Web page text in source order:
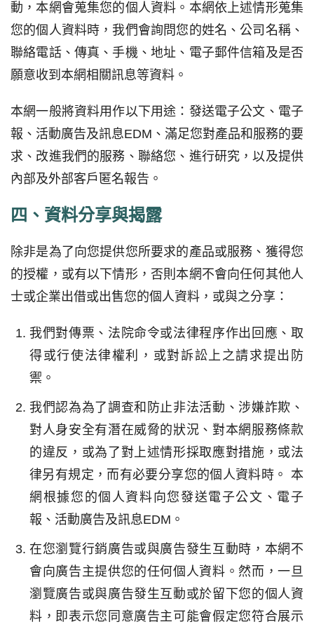
動，本網會蒐集您的個人資料。本網依上述情形蒐集
您的個人資料時，我們會詢問您的姓名、公司名稱、
聯絡電話、傳真、手機、地址、電子郵件信箱及是否
願意收到本網相關訊息等資料。
本網一般將資料用作以下用途：發送電子公文、電子
報、活動廣告及訊息EDM、滿足您對產品和服務的要
求、改進我們的服務、聯絡您、進行研究，以及提供
內部及外部客戶匿名報告。
四、資料分享與揭露
除非是為了向您提供您所要求的產品或服務、獲得您
的授權，或有以下情形，否則本網不會向任何其他人
士或企業出借或出售您的個人資料，或與之分享：
我們對傳票、法院命令或法律程序作出回應、取
得或行使法律權利，或對訴訟上之請求提出防
禦。
我們認為為了調查和防止非法活動、涉嫌詐欺、
對人身安全有潛在威脅的狀況、對本網服務條款
的違反，或為了對上述情形採取應對措施，或法
律另有規定，而有必要分享您的個人資料時。 本
網根據您的個人資料向您發送電子公文、電子
報、活動廣告及訊息EDM。
在您瀏覽行銷廣告或與廣告發生互動時，本網不
會向廣告主提供您的任何個人資料。然而，一旦
瀏覽廣告或與廣告發生互動或於留下您的個人資
料，即表示您同意廣告主可能會假定您符合展示